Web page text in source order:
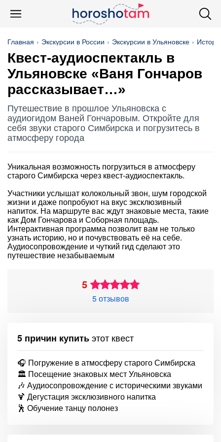
Главная Экскурсии в России Экскурсии в Ульяновске
Квест-аудиоспектакль в
Ульяновске «Ваня Гончаров
рассказывает…»
Путешествие в прошлое Ульяновска с
аудиогидом Ваней Гончаровым. Откройте для
себя звуки старого Симбирска и погрузитесь в
атмосферу города
Уникальная возможность погрузиться в атмосферу
старого Симбирска через квест-аудиоспектакль.
Участники услышат колокольный звон, шум городской
жизни и даже попробуют на вкус эксклюзивный
напиток. На маршруте вас ждут знаковые места, такие
как Дом Гончарова и Соборная площадь.
Интерактивная программа позволит вам не только
узнать историю, но и почувствовать её на себе.
Аудиосопровождение и чуткий гид сделают это
путешествие незабываемым
5
5 отзывов
5 причин купитьэтот квест
🎧 Погружение в атмосферу старого Симбирска
🏛 Посещение знаковых мест Ульяновска
🎶 Аудиосопровождение с историческими звуками
🍹 Дегустация эксклюзивного напитка
🕺 Обучение танцу полонез